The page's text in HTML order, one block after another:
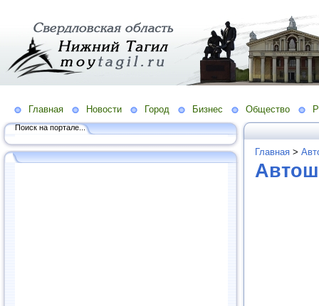
Главная Новости Город Бизнес Общество
Поиск на портале...
Главная >